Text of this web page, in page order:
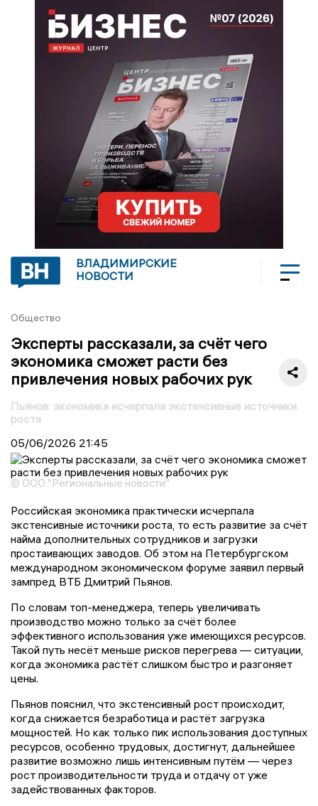
ВЛАДИМИРСКИЕ
НОВОСТИ
Общество
Эксперты рассказали, за счёт чего
экономика сможет расти без
привлечения новых рабочих рук
Пьянов: экономика исчерпала экстенсивные источники
роста
05/06/2026 21:45
© ООО "Региональные новости"
Российская экономика практически исчерпала
экстенсивные источники роста, то есть развитие за счёт
найма дополнительных сотрудников и загрузки
простаивающих заводов. Об этом на Петербургском
международном экономическом форуме заявил первый
зампред ВТБ Дмитрий Пьянов.
По словам топ-менеджера, теперь увеличивать
производство можно только за счёт более
эффективного использования уже имеющихся ресурсов.
Такой путь несёт меньше рисков перегрева — ситуации,
когда экономика растёт слишком быстро и разгоняет
цены.
Пьянов пояснил, что экстенсивный рост происходит,
когда снижается безработица и растёт загрузка
мощностей. Но как только пик использования доступных
ресурсов, особенно трудовых, достигнут, дальнейшее
развитие возможно лишь интенсивным путём — через
рост производительности труда и отдачу от уже
задействованных факторов.